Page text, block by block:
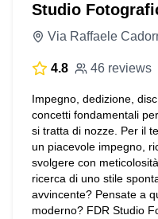
Studio
Via Raffaele
4.8 46 reviews
Impegno, dedizione,
concetti fondamentali
si tratta di nozze. Per il
un piacevole impegno,
svolgere con
ricerca di uno stile
avvincente? Pensate a
moderno? FDR Studio